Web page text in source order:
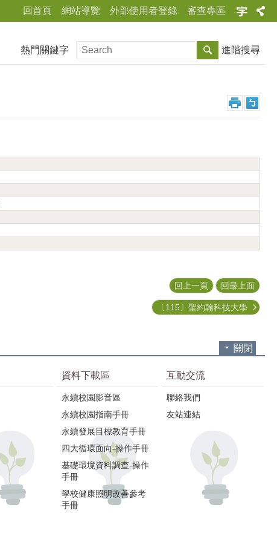
回首頁 網站導覽 外部使用者登錄 審查專區
熱門關鍵字 進階搜尋
回上一頁 回最上面
〔115〕聖約翰科技大學
關閉
資料下載區
永續校園影音區
永續校園指南手冊
永續發展目標教育手冊
四大循環面向-操作手冊
基礎環境資料調查-操作
手冊
學校健康照明改善參考
手冊
互動交流
聯絡我們
友站連結